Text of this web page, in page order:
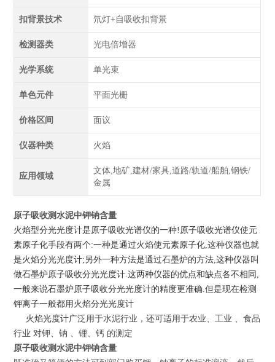
扣背景技术 氘灯+自吸收扣背景
检测器类 光电倍增器
光学系统 单光束
单色元件 平面光栅
价格区间 面议
仪器种类 火焰
应用领域
文体,地矿,建材/家具,道路/轨道/船舶,钢铁/
金属
原子吸收测水泥中钾钠含量
火焰型分光光度计是原子吸收光谱仪的一种!原子吸收光谱仪使元
素原子化手段有两个:一种是通过火焰使元素原子化,这种仪器也就
是火焰分光光度计;另外一种方法是通过石墨炉的方法,这种仪器叫
做石墨炉原子吸收分光光度计.这两种仪器的优点和缺点各不相同,
一般来说石墨炉原子吸收分光光度计的精度更准确.但是现在检测
钾离子一般都用火焰分光光度计
火焰光度计广泛用于水泥行业 ，还可适用于农业、工业 、食品
行业 对钾、钠 、锂、钙 的测定
原子吸收测水泥中钾钠含量